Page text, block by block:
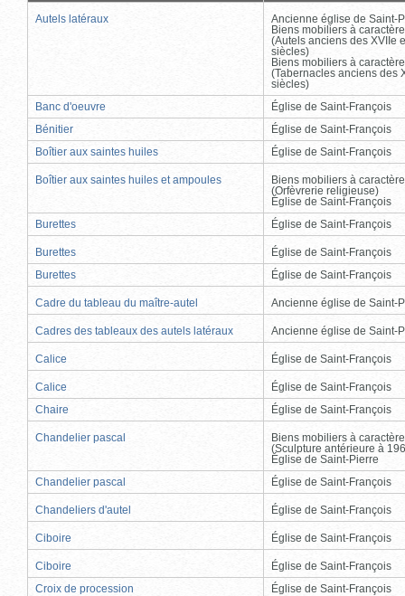
Autels latéraux
Ancienne église de Saint-
Biens mobiliers à
(Autels anciens des XVIIe
siècles)
Biens mobiliers à
(Tabernacles anciens des
siècles)
Banc d'oeuvre
Église de Saint-François
Bénitier
Église de Saint-François
Boîtier aux saintes huiles
Église de Saint-François
Boîtier aux saintes huiles et ampoules
Biens mobiliers à
(Orfèvrerie religieuse)
Église de Saint-François
Burettes
Église de Saint-François
Burettes
Église de Saint-François
Burettes
Église de Saint-François
Cadre du tableau du maître-autel Ancienne église de Saint-
Cadres des tableaux des autels latéraux Ancienne église de Saint-
Calice Église de Saint-François
Calice
Église de Saint-François
Chaire
Église de Saint-François
Chandelier pascal
Biens mobiliers à
(Sculpture antérieure à
Église de Saint-Pierre
Chandelier pascal
Église de Saint-François
Chandeliers d'autel Église de Saint-François
Ciboire Église de Saint-François
Ciboire
Église de Saint-François
Croix de procession
Église de Saint-François